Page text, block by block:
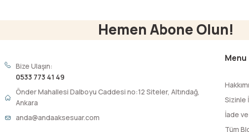
Hemen Abone Olun!
Bize Ulaşın:
0533 773 41 49
Önder Mahallesi Dalboyu Caddesi no:12 Siteler, Altındağ,
Ankara
anda@andaaksesuar.com
Menu
Sizinle
İade
Tüm